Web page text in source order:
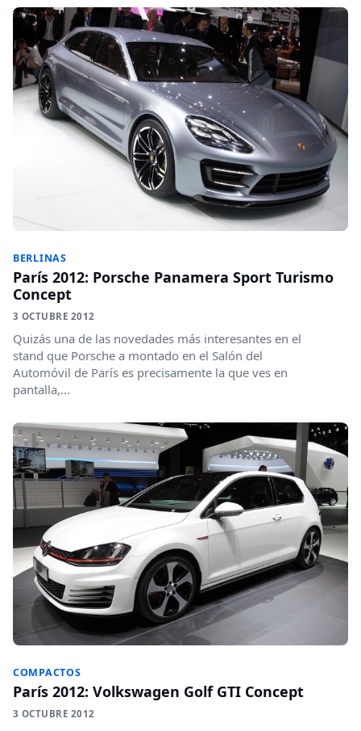
BERLINAS
París 2012: Porsche Panamera Sport Turismo
Concept
3 OCTUBRE 2012
Quizás una de las novedades más interesantes en el
stand que Porsche a montado en el Salón del
Automóvil de París es precisamente la que ves en
pantalla,...
COMPACTOS
París 2012: Volkswagen Golf GTI Concept
3 OCTUBRE 2012